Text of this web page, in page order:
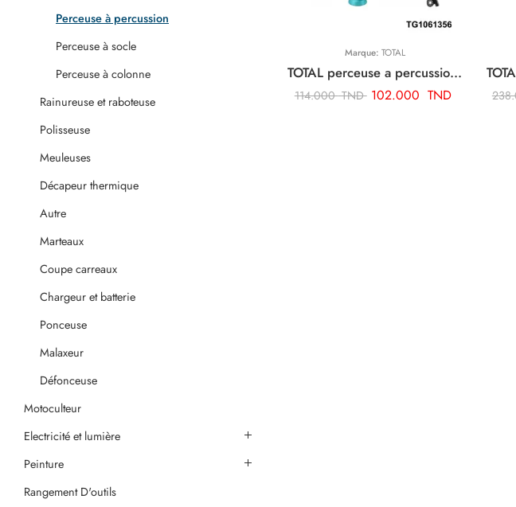
Marque: TOTAL
TOTAL perceuse a percussion 680w TG1061356
114.000TND 102.000 TND
Perceuse à percussion
Perceuse à socle
Perceuse à colonne
Rainureuse et raboteuse
Polisseuse
Meuleuses
Décapeur thermique
Autre
Marteaux
Coupe carreaux
Chargeur et batterie
Ponceuse
Malaxeur
Défonceuse
Motoculteur
Electricité et lumière
Peinture
Rangement D'outils